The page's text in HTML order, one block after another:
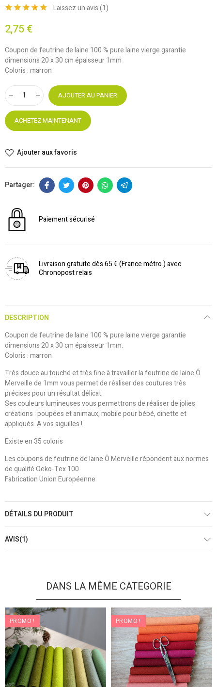
Laissez un avis (1)
2,75 €
Coupon de feutrine de laine 100 % pure laine vierge garantie
dimensions 20 x 30 cm épaisseur 1mm
Coloris : marron
AJOUTER AU PANIER
ACHETEZ MAINTENANT
Ajouter aux favoris
Paiement sécurisé
Livraison gratuite dès 65 € (France métro.) avec
Chronopost relais
DESCRIPTION
Coupon de feutrine de laine 100 % pure laine vierge garantie
dimensions 20 x 30 cm épaisseur 1mm.
Coloris : marron
Très douce au touché et très fine à travailler la feutrine de laine Ô
Merveille de 1mm vous permet de réaliser des coutures très
précises pour un résultat délicat.
Ses couleurs lumineuses vous permettrons de réaliser de jolies
créations : poupées et animaux, mobile pour bébé, dinette et
appliqués. A vos aiguilles !
Existe en 35 coloris
Les coupons de feutrine de laine Ô Merveille répondent aux normes
de qualité Oeko-Tex 100
Fabrication Union Européenne
DÉTAILS DU PRODUIT
AVIS(1)
DANS LA MÊME CATEGORIE
PROMO ! PROMO !